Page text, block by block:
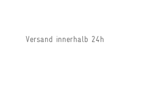
Versand innerhalb 24h